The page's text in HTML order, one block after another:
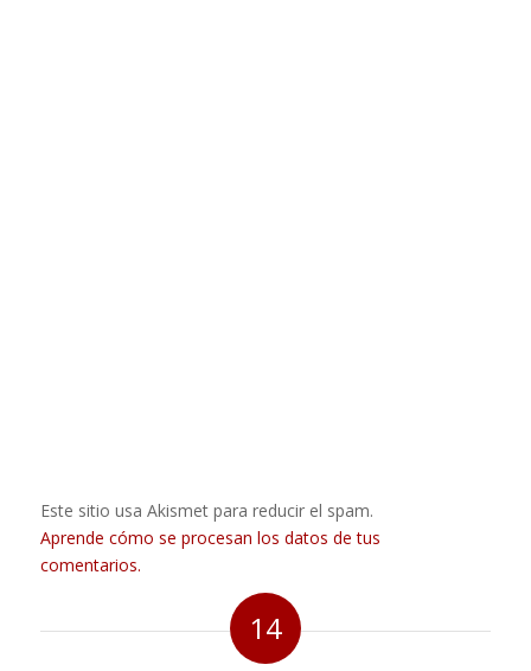
Este sitio usa Akismet para reducir el spam.
Aprende cómo se procesan los datos de tus
comentarios.
14